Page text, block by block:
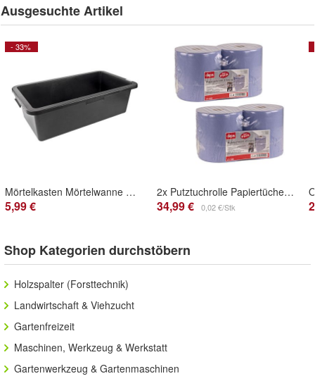
Ausgesuchte Artikel
- 33%
Mörtelkasten Mörtelwanne Mörtelkübel Baukübel Zementwanne Zementkübel 40 Liter
5,99 €
2x Putztuchrolle Papiertücher 500 Blatt Reinigungstücher 2-lagig Putztücher Set
34,99 € 0,02 €/Stk
Shop Kategorien durchstöbern
Holzspalter (Forsttechnik)
Landwirtschaft & Viehzucht
Gartenfreizeit
Maschinen, Werkzeug & Werkstatt
Gartenwerkzeug & Gartenmaschinen